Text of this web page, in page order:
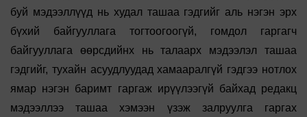
буй мэдээллүүд нь худал ташаа гэдгийг аль нэгэн эрх
бүхий байгууллага тогтоогоогүй, гомдол гаргагч
байгууллага өөрсдийнх нь талаарх мэдээлэл ташаа
гэдгийг, тухайн асуудлуудад хамааралгүй гэдгээ нотлох
ямар нэгэн баримт гаргаж ирүүлээгүй байхад редакц
мэдээллээ ташаа хэмээн үзэж залруулга гаргах